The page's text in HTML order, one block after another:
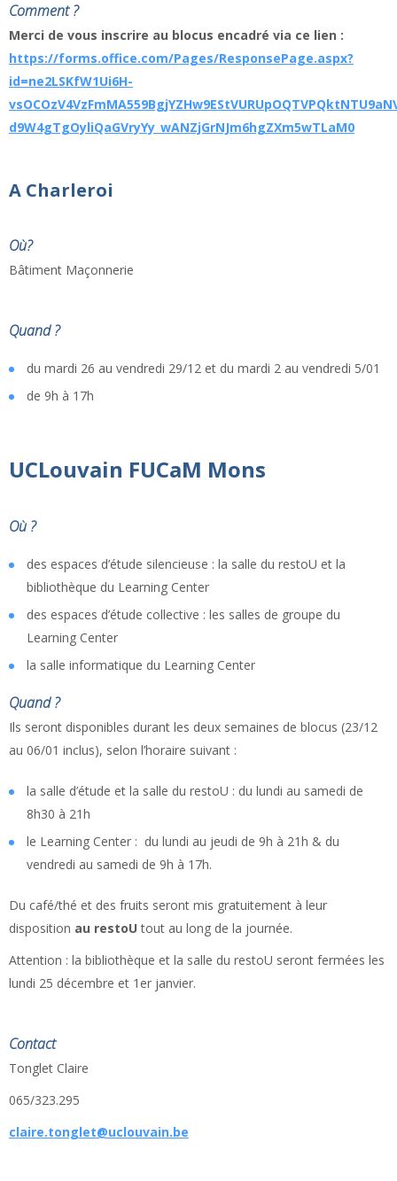
Comment ?
Merci de vous inscrire au blocus encadré via ce lien :
https://forms.office.com/Pages/ResponsePage.aspx?
id=ne2LSKfW1Ui6H-
d9W4gTgOyliQaGVryYy_wANZjGrNJm6hgZXm5wTLaM0
​​​​​​​A Charleroi
Où?
Bâtiment Maçonnerie
Quand ?
du mardi 26 au vendredi 29/12 et du mardi 2 au vendredi 5/01
de 9h à 17h
UCLouvain FUCaM Mons
Où ?
des espaces d’étude silencieuse : la salle du restoU et la
bibliothèque du Learning Center
des espaces d’étude collective : les salles de groupe du
Learning Center
la salle informatique du Learning Center
Quand ?
Ils seront disponibles durant les deux semaines de blocus (23/12
au 06/01 inclus), selon l’horaire suivant :
la salle d’étude et la salle du restoU : du lundi au samedi de
8h30 à 21h
le Learning Center : du lundi au jeudi de 9h à 21h & du
vendredi au samedi de 9h à 17h.
Du café/thé et des fruits seront mis gratuitement à leur
disposition au restoU tout au long de la journée.
Attention : la bibliothèque et la salle du restoU seront fermées les
lundi 25 décembre et 1 er janvier.
Contact
Tonglet Claire
065/323.295
claire.tonglet@uclouvain.be